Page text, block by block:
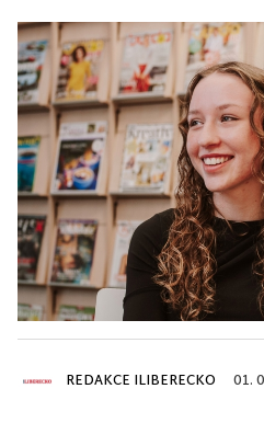
REDAKCE ILIBERECKO 01.